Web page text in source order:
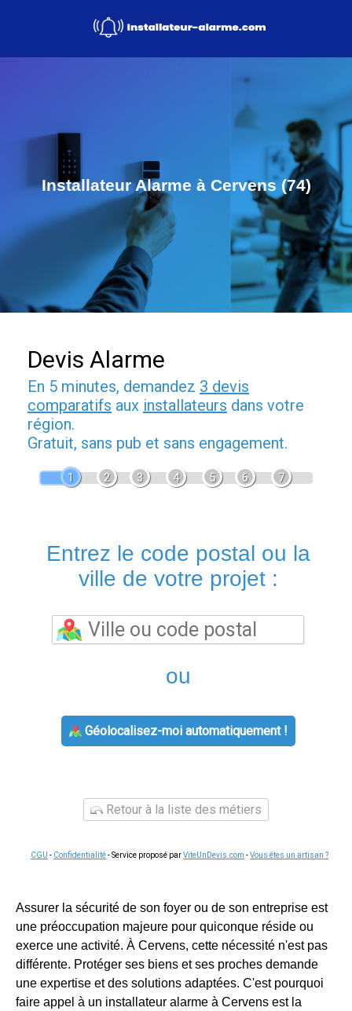
Installateur Alarme à Cervens (74)
Devis Alarme
En 5 minutes, demandez 3 devis
comparatifs aux installateurs dans votre
région.
Gratuit, sans pub et sans engagement.
1 2 3 4 5 6 7
Entrez le code postal ou la
ville de votre projet :
ou
Géolocalisez-moi automatiquement !
Retour à la liste des métiers
CGU - Confidentialité- Service proposé parViteUnDevis.com -Vous êtes un artisan ?
Assurer la sécurité de son foyer ou de son entreprise est
une préoccupation majeure pour quiconque réside ou
exerce une activité. À Cervens, cette nécessité n'est pas
différente. Protéger ses biens et ses proches demande
une expertise et des solutions adaptées. C'est pourquoi
faire appel à un installateur alarme à Cervens est la